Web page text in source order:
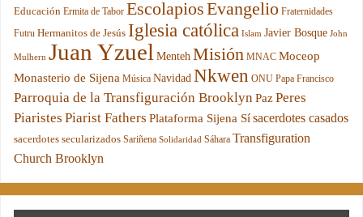
Educación Ermita de Tabor EscolapiosEvangelio Fraternidades
Futru Hermanitos de Jesús Iglesia católica Islam Javier Bosque John
Mulhern Juan Yzuel Menteh Misión MNAC Moceop
Monasterio de Sijena Música Navidad Nkwen ONU Papa Francisco
Parroquia de la Transfiguración Brooklyn Paz Peres
Piaristes Piarist Fathers Plataforma Sijena Sí sacerdotes casados
sacerdotes secularizados Sariñena Solidaridad Sáhara Transfiguration
Church Brooklyn